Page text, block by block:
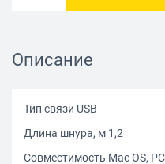
Описание
Тип связи USB
Длина шнура, м 1,2
Совместимость Mac OS, PC